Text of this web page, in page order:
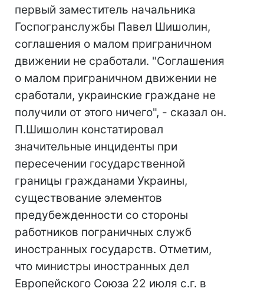
первый заместитель начальника
Госпогранслужбы Павел Шишолин,
соглашения о малом приграничном
движении не сработали. "Соглашения
о малом приграничном движении не
сработали, украинские граждане не
получили от этого ничего", - сказал он.
П.Шишолин констатировал
значительные инциденты при
пересечении государственной
границы гражданами Украины,
существование элементов
предубежденности со стороны
работников пограничных служб
иностранных государств. Отметим,
что министры иностранных дел
Европейского Союза 22 июля с.г. в